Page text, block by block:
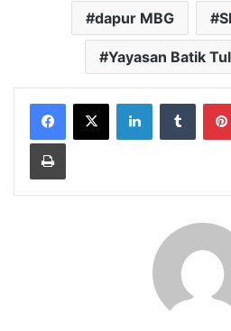
dapur MBG
Yayasan Batik
LinkedIn
Print